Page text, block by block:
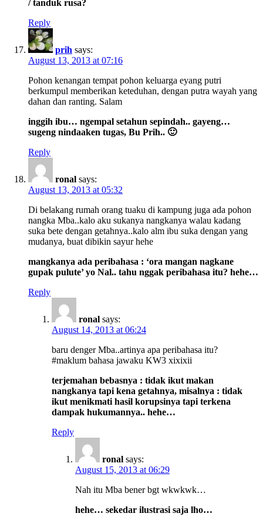
/ tanduk rusa?
Reply
prih says:
August 13, 2013 at 07:16
Pohon kenangan tempat pohon keluarga eyang putri
berkumpul memberikan keteduhan, dengan putra wayah yang
dahan dan ranting. Salam
inggih ibu… ngempal setahun sepindah.. gayeng…
sugeng nindaaken tugas, Bu Prih.. 🙂
Reply
ronal says:
August 13, 2013 at 05:32
Di belakang rumah orang tuaku di kampung juga ada pohon
nangka Mba..kalo aku sukanya nangkanya walau kadang
suka bete dengan getahnya..kalo alm ibu suka dengan yang
mudanya, buat dibikin sayur hehe
mangkanya ada peribahasa : ‘ora mangan nagkane
gupak pulute’ yo Nal.. tahu nggak peribahasa itu? hehe…
Reply
ronal says:
August 14, 2013 at 06:24
baru denger Mba..artinya apa peribahasa itu?
#maklum bahasa jawaku KW3 xixixii
terjemahan bebasnya : tidak ikut makan
nangkanya tapi kena getahnya, misalnya : tidak
ikut menikmati hasil korupsinya tapi terkena
dampak hukumannya.. hehe…
Reply
ronal says:
August 15, 2013 at 06:29
Nah itu Mba bener bgt wkwkwk…
hehe… sekedar ilustrasi saja lho…